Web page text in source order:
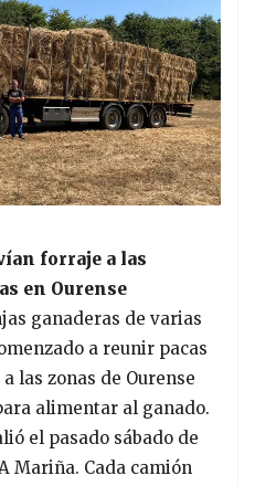
forraje a las
en Ourense
ganaderas de varias
a reunir pacas
las zonas de Ourense
alimentar al ganado.
el pasado sábado de
Mariña. Cada camión